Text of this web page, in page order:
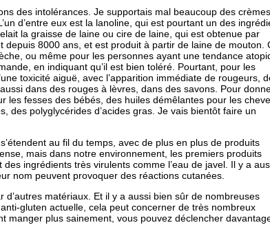
des intolérances. Je supportais mal beaucoup des
d’entre eux est la lanoline, qui est pourtant un des
la graisse de laine ou cire de laine, qui est obtenue par
8000 ans, et est produit à partir de laine de mouton.
ou même pour les personnes ayant une tendance
en indiquant qu’il est bien toléré. Pourtant, pour les
toxicité aiguë, avec l’apparition immédiate de rougeurs,
dans des rouges à lèvres, dans des savons. Pour
fesses des bébés, des huiles démêlantes pour les
des polyglycérides d’acides gras. Je vais bientôt faire un
au fil du temps, avec de plus en plus de produits
mais dans notre environnement, les premiers produits
ingrédients très virulents comme l’eau de javel. Il y a
nom peuvent provoquer des réactions cutanées.
matériaux. Et il y a aussi bien sûr de nombreuses
gluten actuelle, cela peut concerner de très nombreux
manger plus sainement, vous pouvez déclencher